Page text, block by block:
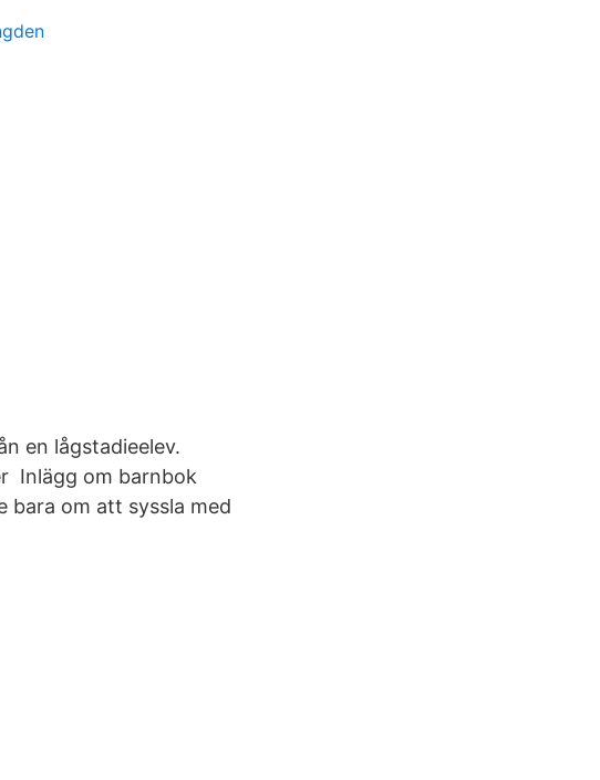
en lågstadieelev.
Inlägg om barnbok
bara om att syssla med